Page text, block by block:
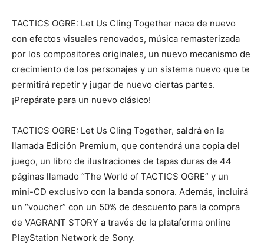
TACTICS OGRE: Let Us Cling Together nace de nuevo
con efectos visuales renovados, música remasterizada
por los compositores originales, un nuevo mecanismo de
crecimiento de los personajes y un sistema nuevo que te
permitirá repetir y jugar de nuevo ciertas partes.
¡Prepárate para un nuevo clásico!
TACTICS OGRE: Let Us Cling Together, saldrá en la
llamada Edición Premium, que contendrá una copia del
juego, un libro de ilustraciones de tapas duras de 44
páginas llamado “The World of TACTICS OGRE” y un
mini-CD exclusivo con la banda sonora. Además, incluirá
un “voucher” con un 50% de descuento para la compra
de VAGRANT STORY a través de la plataforma online
PlayStation Network de Sony.